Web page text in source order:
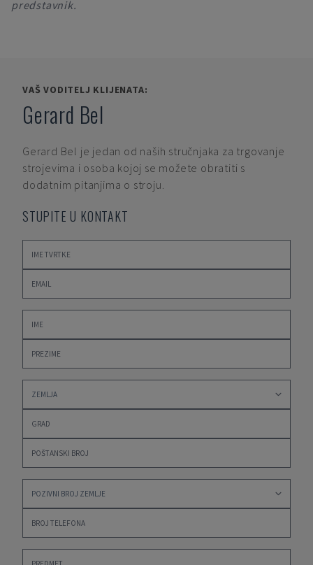
predstavnik.
VAŠ VODITELJ KLIJENATA:
Gerard Bel
Gerard Bel je jedan od naših stručnjaka za trgovanje
strojevima i osoba kojoj se možete obratiti s
dodatnim pitanjima o stroju.
STUPITE U KONTAKT